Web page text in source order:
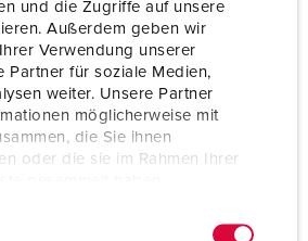
und die Zugriffe auf unsere
Außerdem geben wir
Verwendung unserer
Partner für soziale Medien,
weiter. Unsere Partner
möglicherweise mit
die Sie ihnen
oder die sie im Rahmen Ihrer